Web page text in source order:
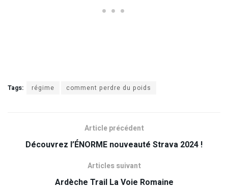
Tags: régime comment perdre du poids
Article précédent
Découvrez l’ÉNORME nouveauté Strava 2024 !
Articles suivant
Ardèche Trail La Voie Romaine